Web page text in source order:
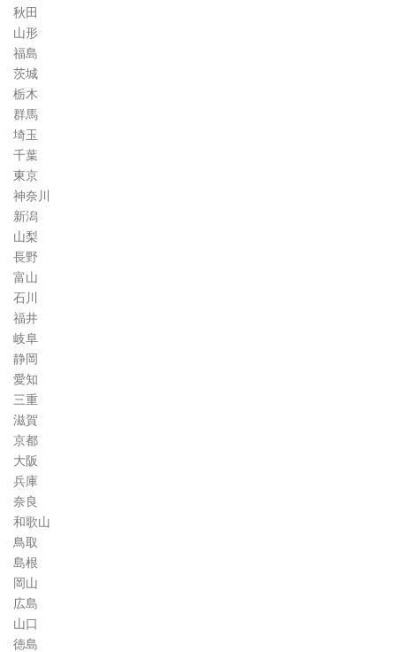
秋田
山形
福島
茨城
栃木
群馬
埼玉
千葉
東京
神奈川
新潟
山梨
長野
富山
石川
福井
岐阜
静岡
愛知
三重
滋賀
京都
大阪
兵庫
奈良
和歌山
鳥取
島根
岡山
広島
山口
徳島